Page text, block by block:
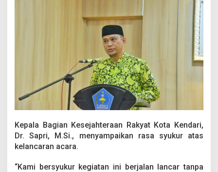
Kepala Bagian Kesejahteraan Rakyat Kota Kendari,
Dr. Sapri, M.Si., menyampaikan rasa syukur atas
kelancaran acara.
“Kami bersyukur kegiatan ini berjalan lancar tanpa